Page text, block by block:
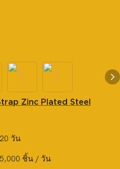
Zinc Plated Steel
20 วัน
5,000 ชิ้น / วัน